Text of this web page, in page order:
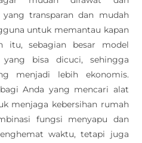
transparan dan mudah
untuk memantau kapan
itu, sebagian besar model
bisa dicuci, sehingga
menjadi lebih ekonomis.
Anda yang mencari alat
menjaga kebersihan rumah
fungsi menyapu dan
waktu, tetapi juga